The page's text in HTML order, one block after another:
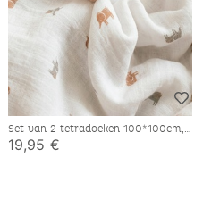
Set van 2 tetradoeken 100*100cm,
katoenen mousseline
19,95 €